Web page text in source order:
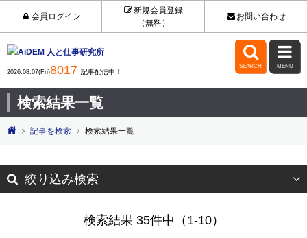
会員ログイン
新規会員登録
（無料）
お問い合わせ
2026.08.07(Fri)8017 記事配信中！

SEARCH

MENU
検索結果一覧
記事を検索 検索結果一覧
絞り込み検索
検索結果 35件中（1-10）